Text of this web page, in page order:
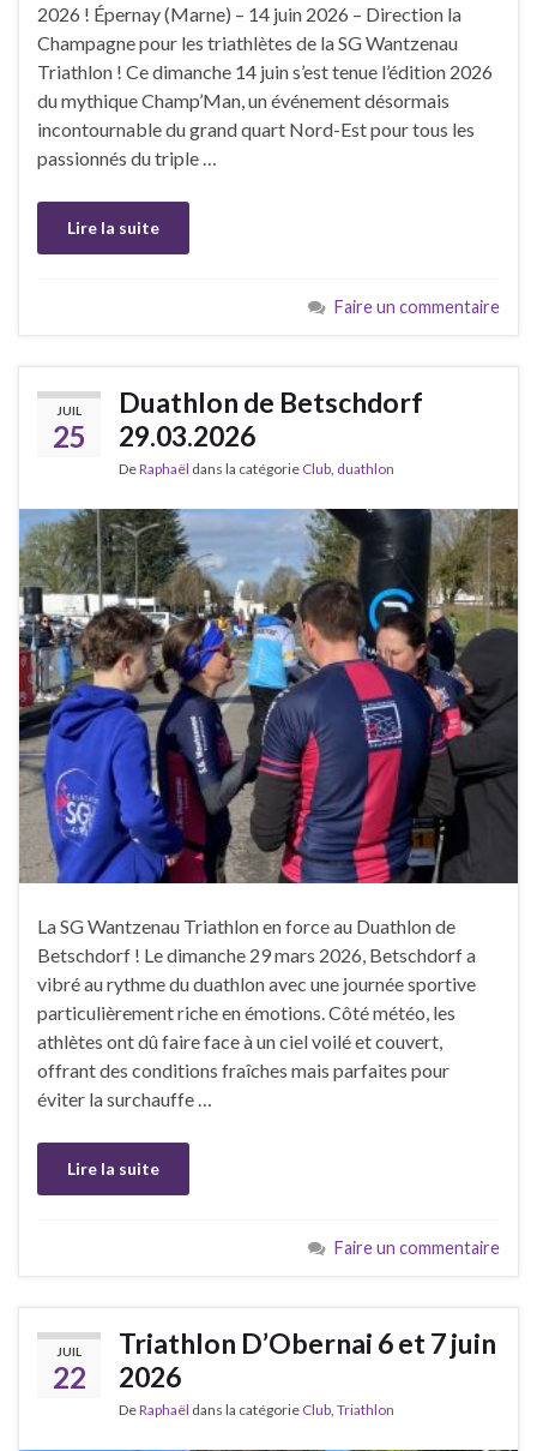
2026 ! Épernay (Marne) – 14 juin 2026 – Direction la
Champagne pour les triathlètes de la SG Wantzenau
Triathlon ! Ce dimanche 14 juin s’est tenue l’édition 2026
du mythique Champ’Man, un événement désormais
incontournable du grand quart Nord-Est pour tous les
passionnés du triple …
Lire la suite
Faire un commentaire
JUIL
25
Duathlon de Betschdorf
29.03.2026
DeRaphaël dans la catégorie Club duathlon
La SG Wantzenau Triathlon en force au Duathlon de
Betschdorf ! Le dimanche 29 mars 2026, Betschdorf a
vibré au rythme du duathlon avec une journée sportive
particulièrement riche en émotions. Côté météo, les
athlètes ont dû faire face à un ciel voilé et couvert,
offrant des conditions fraîches mais parfaites pour
éviter la surchauffe …
Lire la suite
Faire un commentaire
JUIL
22
Triathlon D’Obernai 6 et 7 juin
2026
DeRaphaël dans la catégorie Club Triathlon